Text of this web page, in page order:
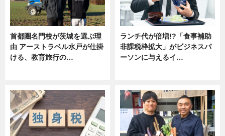
首都圏名門校が茨城を選ぶ理
由 アーストラベル水戸が仕掛
ける、教育旅行の…
ランチ代が倍増!?「食事補助
非課税枠拡大」がビジネスパ
ーソンに与えるイ…